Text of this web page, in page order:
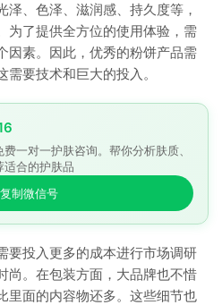
泽、色泽、滋润感、持久度等，
为了提供全方位的使用体验，需
因素。因此，优秀的粉饼产品需
要技术和巨大的投入。
一对一护肤咨询。帮你分析肤质、
适合的护肤品
复制微信号
要投入更多的成本进行市场调研
尚。在包装方面，大品牌也不惜
里面的内容物还多。这些细节也